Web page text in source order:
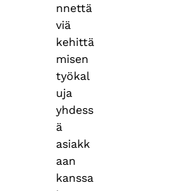
nnettä
viä
kehittä
misen
työkal
uja
yhdess
ä
asiakk
aan
kanssa